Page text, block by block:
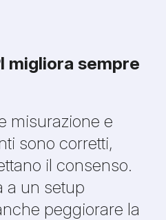
migliora sempre
misurazione e
sono corretti,
il consenso.
a un setup
peggiorare la